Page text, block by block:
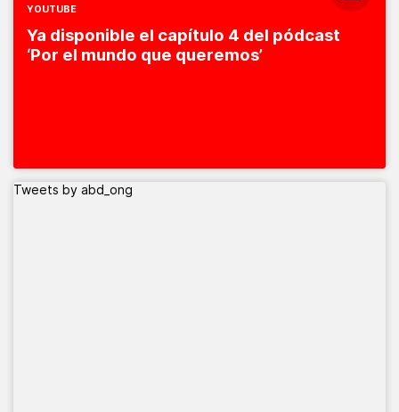
YOUTUBE
Ya disponible el capítulo 4 del pódcast
‘Por el mundo que queremos’
Tweets by abd_ong